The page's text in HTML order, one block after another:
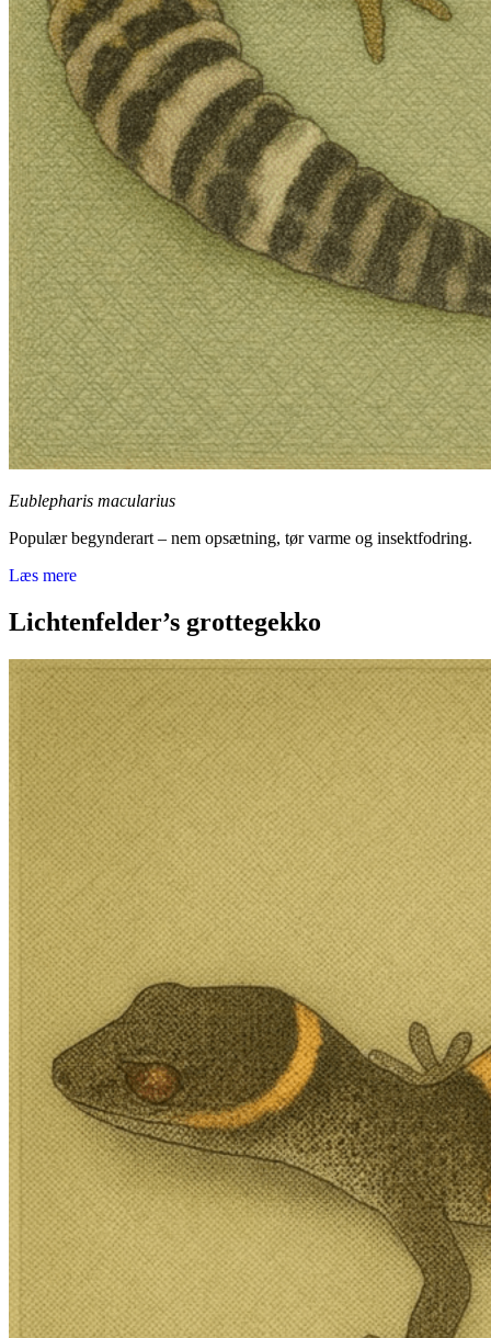
Eublepharis macularius
Populær begynderart – nem opsætning, tør varme og insektfodring.
Læs mere
Lichtenfelder’s grottegekko